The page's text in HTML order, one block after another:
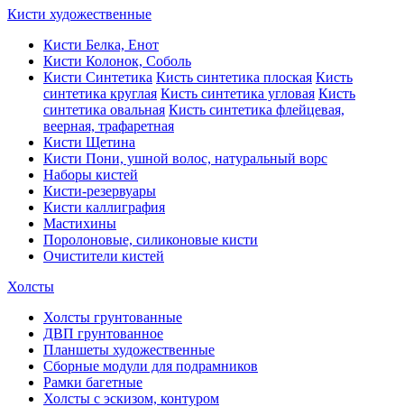
Кисти художественные
Кисти Белка, Енот
Кисти Колонок, Соболь
Кисти Синтетика Кисть синтетика плоская Кисть
синтетика круглая Кисть синтетика угловая Кисть
синтетика овальная Кисть синтетика флейцевая,
веерная, трафаретная
Кисти Щетина
Кисти Пони, ушной волос, натуральный ворс
Наборы кистей
Кисти-резервуары
Кисти каллиграфия
Мастихины
Поролоновые, силиконовые кисти
Очистители кистей
Холсты
Холсты грунтованные
ДВП грунтованное
Планшеты художественные
Сборные модули для подрамников
Рамки багетные
Холсты c эскизом, контуром